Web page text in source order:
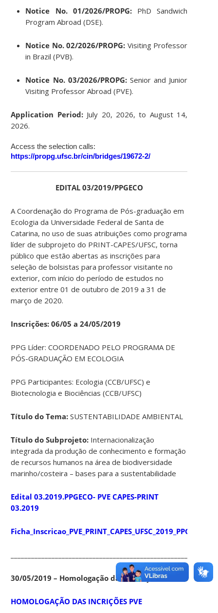
Notice No. 01/2026/PROPG:PhD Sandwich
Program Abroad (DSE).
Notice No. 02/2026/PROPG: Visiting Professor
in Brazil (PVB).
Notice No. 03/2026/PROPG:Senior and Junior
Visiting Professor Abroad (PVE).
Application Period:July 20, 2026, to August 14,
2026.
Access the selection calls:
https://propg.ufsc.br/cin/bridges/19672-2/
EDITAL 03/2019/PPGECO
A Coordenação do Programa de Pós-graduação em
Ecologia da Universidade Federal de Santa de
Catarina, no uso de suas atribuições como programa
líder de subprojeto do PRINT-CAPES/UFSC, torna
público que estão abertas as inscrições para
seleção de bolsistas para professor visitante no
exterior, com início do período de estudos no
exterior entre 01 de outubro de 2019 a 31 de
março de 2020.
Inscrições: 06/05 a 24/05/2019
PPG Líder: COORDENADO PELO PROGRAMA DE
PÓS-GRADUAÇÃO EM ECOLOGIA
PPG Participantes: Ecologia (CCB/UFSC) e
Biotecnologia e Biociências (CCB/UFSC)
Título do Tema: SUSTENTABILIDADE AMBIENTAL
Título do Subprojeto: Internacionalização
integrada da produção de conhecimento e formação
de recursos humanos na área de biodiversidade
marinho/costeira – bases para a sustentabilidade
Edital 03.2019.PPGECO- PVE CAPES-PRINT
03.2019
Ficha_Inscricao_PVE_PRINT_CAPES_UFSC_2019_PPGECO
30/05/2019 – Homologação das inscrições
HOMOLOGAÇÃO DAS INCRIÇÕES PVE